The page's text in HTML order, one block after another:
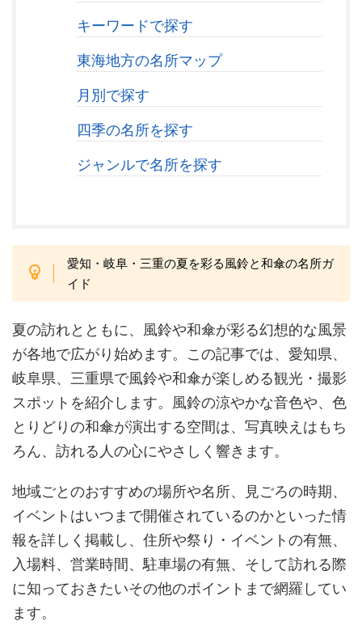
キーワードで探す
東海地方の名所マップ
月別で探す
四季の名所を探す
ジャンルで名所を探す
愛知・岐阜・三重の夏を彩る風鈴と和傘の名所ガ
イド
夏の訪れとともに、風鈴や和傘が彩る幻想的な風景
が各地で広がり始めます。この記事では、愛知県、
岐阜県、三重県で風鈴や和傘が楽しめる観光・撮影
スポットを紹介します。風鈴の涼やかな音色や、色
とりどりの和傘が演出する空間は、写真映えはもち
ろん、訪れる人の心にやさしく響きます。
地域ごとのおすすめの場所や名所、見ごろの時期、
イベントはいつまで開催されているのかといった情
報を詳しく掲載し、住所や祭り・イベントの有無、
入場料、営業時間、駐車場の有無、そして訪れる際
に知っておきたいその他のポイントまで網羅してい
ます。